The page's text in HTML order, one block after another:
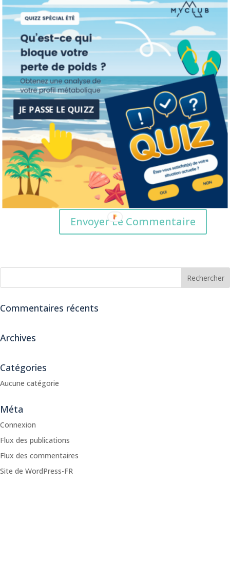
Enregistrer mon nom, mon e-mail et mon site
dans le navigateur pour mon prochain commentaire.
Commentaires récents
Archives
Catégories
Aucune catégorie
Méta
Connexion
Flux des publications
Flux des commentaires
Site de WordPress-FR
JE PASSE LE QUIZZ